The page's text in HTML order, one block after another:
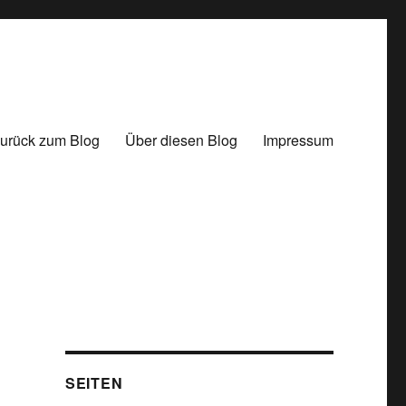
zum Blog Über diesen Blog Impressum
SEITEN